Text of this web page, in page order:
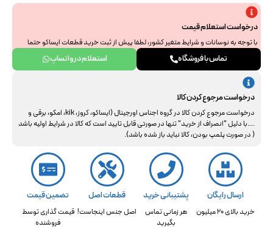
درخواست استعلام قیمت
با توجه به نوسانات و شرایط متغیر کشور، لطفا پیش از ثبت خرید قطعات ایساکو حتما
جهت استعلام نهایی با ما هماهنگ فرمایید. از همراهی و درک شما سپاسگزاریم.
تماس با فروشگاه استعلام در واتساپ
درخواست مرجوع کردن کالا
درخواست مرجوع کردن کالا در گروه اجناس اورجینال (ایساکو، کروز، kik، امکو، برقی و
....با دلیل "انصراف از خرید" تنها در صورتی قابل تایید است که کالا در شرایط اولیه باشد
( در صورت پلمپ بودن، کالا نباید باز شده باشد).
ارسال رایگان
خرید بالای 20 میلیون
پشتیبانی خرید
هر زمانی تماس
بگیرید
قطعات اصل
اصل جنس اینجاست!
تضمین قیمت
قیمت گذاری توسط
فروشنده